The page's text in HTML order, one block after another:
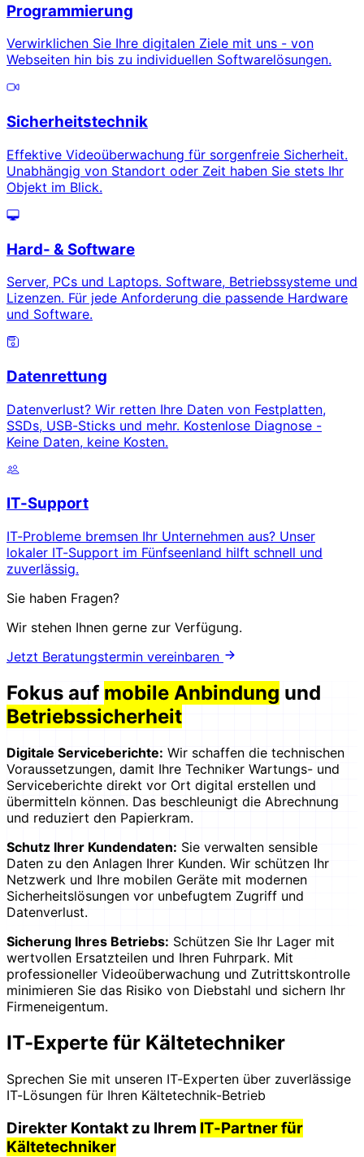
Programmierung
Verwirklichen Sie Ihre digitalen Ziele mit uns - von
Webseiten hin bis zu individuellen Softwarelösungen.
Sicherheitstechnik
Effektive Videoüberwachung für sorgenfreie Sicherheit.
Unabhängig von Standort oder Zeit haben Sie stets Ihr
Objekt im Blick.
Hard- & Software
Server, PCs und Laptops. Software, Betriebssysteme und
Lizenzen. Für jede Anforderung die passende Hardware
und Software.
Datenrettung
Datenverlust? Wir retten Ihre Daten von Festplatten,
SSDs, USB-Sticks und mehr. Kostenlose Diagnose -
Keine Daten, keine Kosten.
IT-Support
IT-Probleme bremsen Ihr Unternehmen aus? Unser
lokaler IT-Support im Fünfseenland hilft schnell und
zuverlässig.
Sie haben Fragen?
Wir stehen Ihnen gerne zur Verfügung.
Jetzt Beratungstermin vereinbaren
Fokus auf mobile Anbindung und
Betriebssicherheit
Digitale Serviceberichte: Wir schaffen die technischen
Voraussetzungen, damit Ihre Techniker Wartungs- und
Serviceberichte direkt vor Ort digital erstellen und
übermitteln können. Das beschleunigt die Abrechnung
und reduziert den Papierkram.
Schutz Ihrer Kundendaten: Sie verwalten sensible
Daten zu den Anlagen Ihrer Kunden. Wir schützen Ihr
Netzwerk und Ihre mobilen Geräte mit modernen
Sicherheitslösungen vor unbefugtem Zugriff und
Datenverlust.
Sicherung Ihres Betriebs: Schützen Sie Ihr Lager mit
wertvollen Ersatzteilen und Ihren Fuhrpark. Mit
professioneller Videoüberwachung und Zutrittskontrolle
minimieren Sie das Risiko von Diebstahl und sichern Ihr
Firmeneigentum.
IT-Experte für Kältetechniker
Sprechen Sie mit unseren IT-Experten über zuverlässige
IT-Lösungen für Ihren Kältetechnik-Betrieb
Direkter Kontakt zu Ihrem IT-Partner für
Kältetechniker